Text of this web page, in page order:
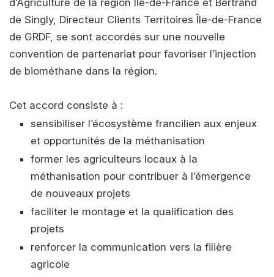
de Singly, Directeur Clients Territoires Île-de-France
de GRDF, se sont accordés sur une nouvelle
convention de partenariat pour favoriser l’injection
de biométhane dans la région.
Cet accord consiste à :
sensibiliser l’écosystème francilien aux enjeux
et opportunités de la méthanisation
former les agriculteurs locaux à la
méthanisation pour contribuer à l’émergence
de nouveaux projets
faciliter le montage et la qualification des
projets
renforcer la communication vers la filière
agricole